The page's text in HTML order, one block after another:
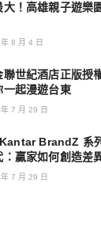
大！高雄親子遊樂
8 月 4 日
聯世紀酒店正版授
一起漫遊台東
7 月 29 日
BrandZ 系
：贏家如何創造差
7 月 29 日